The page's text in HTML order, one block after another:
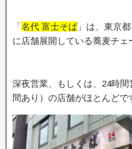
「名代 富士そば」は、東京
に店舗展開している蕎麦チェ
深夜営業、もしくは、24時
間あり）の店舗がほとんどで